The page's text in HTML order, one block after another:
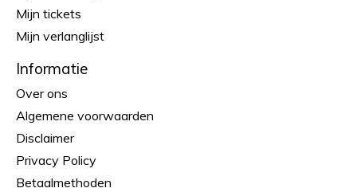
Mijn tickets
Mijn verlanglijst
Informatie
Over ons
Algemene voorwaarden
Disclaimer
Privacy Policy
Betaalmethoden